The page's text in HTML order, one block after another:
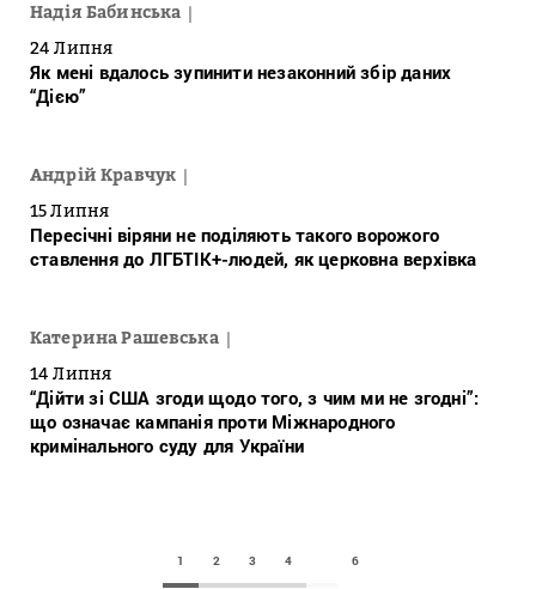
Надія Бабинська
24 Липня
Як мені вдалось зупинити незаконний збір даних
“Дією”
Андрій Кравчук
15 Липня
Пересічні віряни не поділяють такого ворожого
ставлення до ЛГБТІК+-людей, як церковна верхівка
Катерина Рашевська
14 Липня
“Дійти зі США згоди щодо того, з чим ми не згодні”:
що означає кампанія проти Міжнародного
кримінального суду для України
1 2 3 4 6